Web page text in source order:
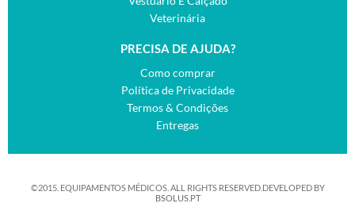
Veterinária
PRECISA DE AJUDA?
Como comprar
Política de Privacidade
Termos & Condições
Entregas
©2015. EQUIPAMENTOS MÉDICOS. ALL RIGHTS RESERVED.DEVELOPED BY
BSOLUS.PT